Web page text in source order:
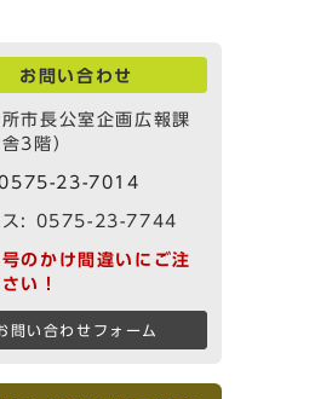
お問い合わせ
市長公室企画広報課
舎3階）
23-7014
ス: 0575-23-7744
のかけ間違いにご注
い！
問い合わせフォーム